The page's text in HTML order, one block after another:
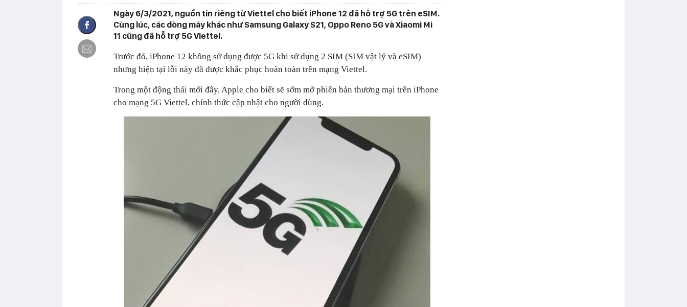
Ngày 6/3/2021, nguồn tin riêng từ Viettel cho biết iPhone 12 đã hỗ trợ 5G trên eSIM.
Cùng lúc, các dòng máy khác như Samsung Galaxy S21, Oppo Reno 5G và Xiaomi Mi
11 cũng đã hỗ trợ 5G Viettel.
Trước đó, iPhone 12 không sử dụng được 5G khi sử dụng 2 SIM (SIM vật lý và eSIM)
nhưng hiện tại lỗi này đã được khắc phục hoàn toàn trên mạng Viettel.
Trong một động thái mới đây, Apple cho biết sẽ sớm mở phiên bản thương mại trên iPhone
cho mạng 5G Viettel, chính thức cập nhật cho người dùng.